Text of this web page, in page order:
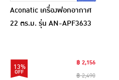
Aconatic เครื่องฟอกอากาศ
22 ตร.ม. รุ่น AN-APF3633
13%
฿ 2,156
฿ 2,490